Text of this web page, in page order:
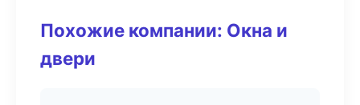
Похожие компании: Окна и
двери